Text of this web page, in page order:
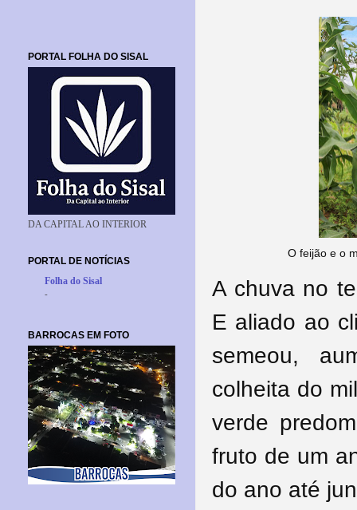
O feijão e o
A chuva no
E aliado ao
semeou,
colheita do
verde
fruto de um
do ano até
PORTAL FOLHA DO SISAL
DA CAPITAL AO INTERIOR
PORTAL DE NOTÍCIAS
Folha do Sisal
-
BARROCAS EM FOTO